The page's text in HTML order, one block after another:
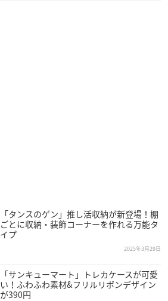
「タンスのゲン」推し活収納が新登場！棚
ごとに収納・装飾コーナーを作れる万能タ
イプ
2025年3月29日
「サンキューマート」トレカケースが可愛
い！ふわふわ素材&フリルリボンデザイン
が390円